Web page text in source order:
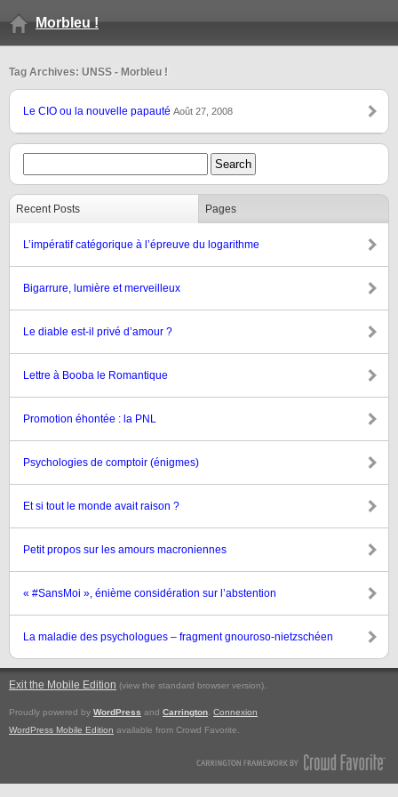
Morbleu !
Tag Archives: UNSS - Morbleu !
Le CIO ou la nouvelle papauté Août 27, 2008
Recent Posts Pages
L’impératif catégorique à l’épreuve du logarithme
Bigarrure, lumière et merveilleux
Le diable est-il privé d’amour ?
Lettre à Booba le Romantique
Promotion éhontée : la PNL
Psychologies de comptoir (énigmes)
Et si tout le monde avait raison ?
Petit propos sur les amours macroniennes
« #SansMoi », énième considération sur l’abstention
La maladie des psychologues – fragment gnouroso-nietzschéen
Exit the Mobile Edition (view the standard browser version).
Proudly powered by WordPress and Carrington Connexion
WordPress Mobile Edition available from Crowd Favorite.